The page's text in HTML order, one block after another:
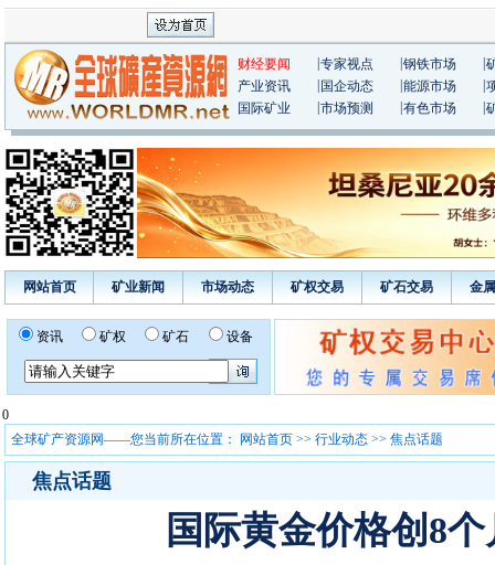
财经要闻 专家视点 钢铁市场
产业资讯
国企动态 能源市场
国际矿业
市场预测 有色市场
网站首页 矿业新闻 市场动态 矿权交易 矿石交易 金
资讯 矿权 矿石 设备
0
全球矿产资源网——您当前所在位置：
网站首页 >> 行业动态 >> 焦点话题
焦点话题
国际黄金价格创8